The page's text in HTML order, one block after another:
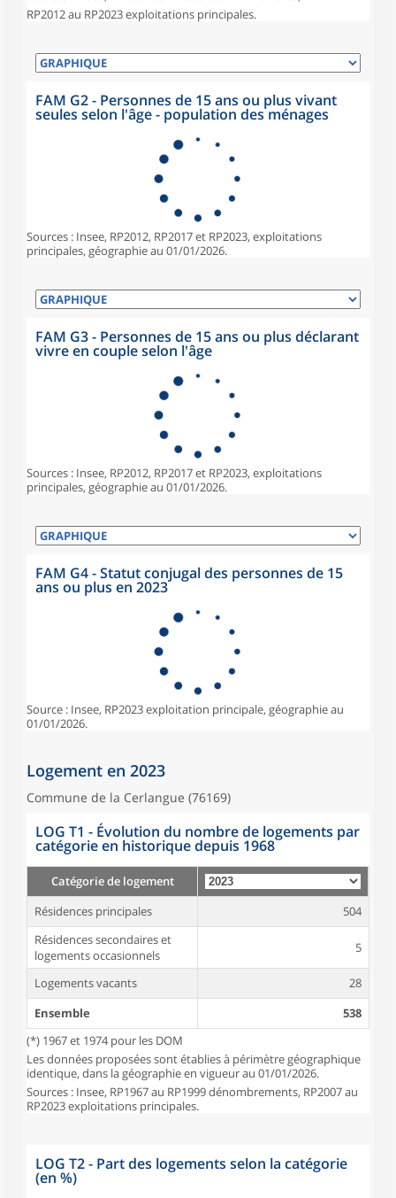
RP2012 au RP2023 exploitations principales.
FAM G2 - Personnes de 15 ans ou plus vivant
seules selon l'âge - population des ménages
Sources : Insee, RP2012, RP2017 et RP2023, exploitations
principales, géographie au 01/01/2026.
FAM G3 - Personnes de 15 ans ou plus déclarant
vivre en couple selon l'âge
Sources : Insee, RP2012, RP2017 et RP2023, exploitations
principales, géographie au 01/01/2026.
FAM G4 - Statut conjugal des personnes de 15
ans ou plus en 2023
Source : Insee, RP2023 exploitation principale, géographie au
01/01/2026.
Logement en 2023
Commune de la Cerlangue (76169)
LOG T1 - Évolution du nombre de logements par
catégorie en historique depuis 1968
Catégorie de logement
Résidences principales
504
Résidences secondaires et
logements occasionnels
5
Logements vacants
28
Ensemble
538
(*) 1967 et 1974 pour les DOM
Les données proposées sont établies à périmètre géographique
identique, dans la géographie en vigueur au 01/01/2026.
Sources : Insee, RP1967 au RP1999 dénombrements, RP2007 au
RP2023 exploitations principales.
LOG T2 - Part des logements selon la catégorie
(en %)